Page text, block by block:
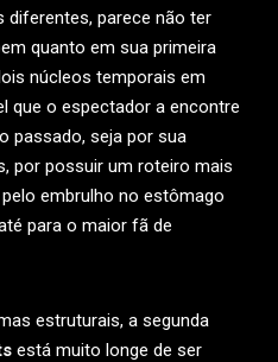
parece não ter
quanto em sua primeira
núcleos temporais em
que o espectador a encontre
passado, seja por sua
por possuir um roteiro mais
embrulho no estômago
para o maior fã de
estruturais, a segunda
está muito longe de ser